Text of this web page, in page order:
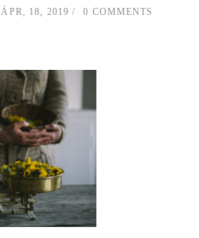
ÁPR, 18, 2019 0 COMMENTS